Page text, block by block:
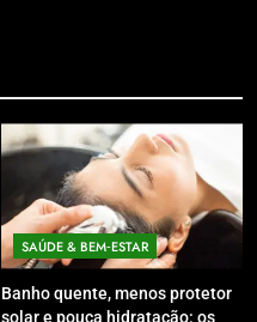
SAÚDE & BEM‑ESTAR
Banho quente, menos protetor
solar e pouca hidratação: os